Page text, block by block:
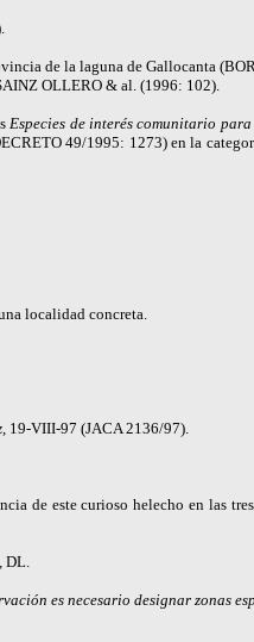
de la laguna de Gallocanta
OLLERO & al. (1996: 102).
Especies de interés comunitario
49/1995: 1273) en la
localidad concreta.
19-VIII-97 (JACA 2136/97).
de este curioso helecho en las
DL.
es necesario designar zonas